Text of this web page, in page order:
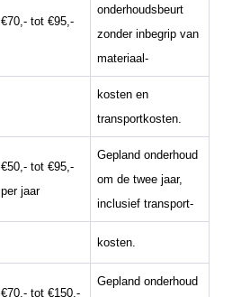
€70,- tot €95,-
onderhoudsbeurt
zonder inbegrip van
materiaal-
kosten en
transportkosten.
€50,- tot €95,-
per jaar
Gepland onderhoud
om de twee jaar,
inclusief transport-
kosten.
€70,- tot €150,-
Gepland onderhoud